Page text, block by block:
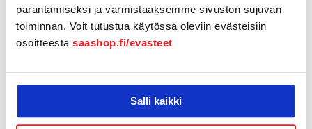
parantamiseksi ja varmistaaksemme sivuston sujuvan
toiminnan. Voit tutustua käytössä oleviin evästeisiin
osoitteesta saashop.fi/evasteet
Salli kaikki
SaaShop tuotteet & uutiset
Tukiartikkelit
Vapaamuotoiset tarinoinnit